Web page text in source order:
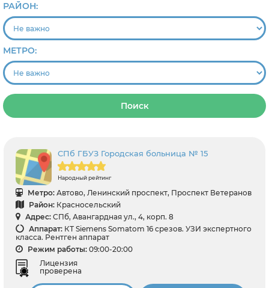
РАЙОН:
МЕТРО:
Поиск
СПб ГБУЗ Городская больница № 15
Народный рейтинг
Метро: Автово, Ленинский проспект, Проспект Ветеранов
Район: Красносельский
Адрес: СПб, Авангардная ул., 4, корп. 8
Аппарат: КТ Siemens Somatom 16 срезов. УЗИ экспертного
класса. Рентген аппарат
Режим работы: 09:00-20:00
Лицензия
проверена